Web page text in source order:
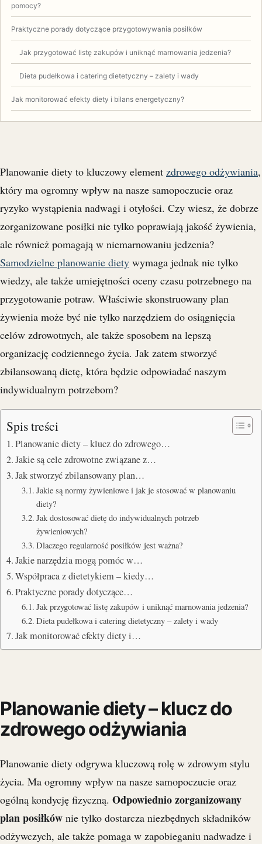
pomocy?
Praktyczne porady dotyczące przygotowywania posiłków
Jak przygotować listę zakupów i uniknąć marnowania jedzenia?
Dieta pudełkowa i catering dietetyczny – zalety i wady
Jak monitorować efekty diety i bilans energetyczny?
Planowanie diety to kluczowy element zdrowego odżywiania,
który ma ogromny wpływ na nasze samopoczucie oraz
ryzyko wystąpienia nadwagi i otyłości. Czy wiesz, że dobrze
zorganizowane posiłki nie tylko poprawiają jakość żywienia,
ale również pomagają w niemarnowaniu jedzenia?
Samodzielne planowanie diety wymaga jednak nie tylko
wiedzy, ale także umiejętności oceny czasu potrzebnego na
przygotowanie potraw. Właściwie skonstruowany plan
żywienia może być nie tylko narzędziem do osiągnięcia
celów zdrowotnych, ale także sposobem na lepszą
organizację codziennego życia. Jak zatem stworzyć
zbilansowaną dietę, która będzie odpowiadać naszym
indywidualnym potrzebom?
Spis treści
Planowanie diety – klucz do zdrowego…
Jakie są cele zdrowotne związane z…
Jak stworzyć zbilansowany plan…
Jakie są normy żywieniowe i jak je stosować w planowaniu
diety?
Jak dostosować dietę do indywidualnych potrzeb
żywieniowych?
Dlaczego regularność posiłków jest ważna?
Jakie narzędzia mogą pomóc w…
Współpraca z dietetykiem – kiedy…
Praktyczne porady dotyczące…
Jak przygotować listę zakupów i uniknąć marnowania jedzenia?
Dieta pudełkowa i catering dietetyczny – zalety i wady
Jak monitorować efekty diety i…
Planowanie diety – klucz do
zdrowego odżywiania
Planowanie diety odgrywa kluczową rolę w zdrowym stylu
życia. Ma ogromny wpływ na nasze samopoczucie oraz
ogólną kondycję fizyczną. Odpowiednio zorganizowany
plan posiłków nie tylko dostarcza niezbędnych składników
odżywczych, ale także pomaga w zapobieganiu nadwadze i